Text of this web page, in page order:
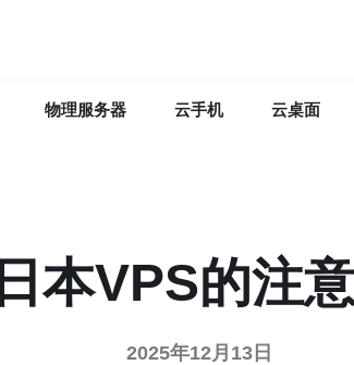
物理服务器 云手机 云桌面
本VPS的注
2025年12月13日